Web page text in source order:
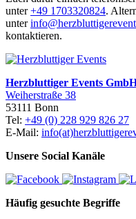
unter+49 1703320824.
unter
kontaktieren.
Herzbluttiger Events
Weiherstraße 38
53111 Bonn
Tel: +49 (0) 228 929 826 27
E-Mail:
Unsere Social Kanäle
Häufig gesuchte Begriffe